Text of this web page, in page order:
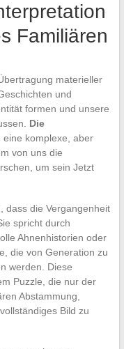
Familiären
materieller
und
formen und unsere
Die
eine komplexe, aber
von uns die
um sein Jetzt
dass die Vergangenheit
spricht durch
Ahnenhistorien oder
die von Generation zu
werden. Diese
Puzzle, die nur der
Abstammung,
Bild zu